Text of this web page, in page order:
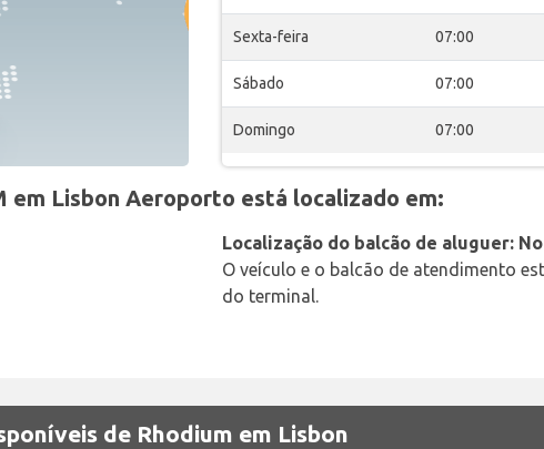
Sexta-feira 07:00
Sábado 07:00
Domingo 07:00
em Lisbon Aeroporto está localizado em:
Localização do balcão de aluguer:
O veículo e o balcão de atendimento
do terminal.
de Rhodium em Lisbon